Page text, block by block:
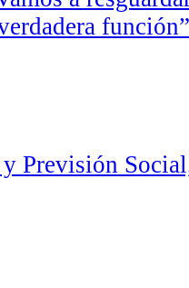
función”
Previsión